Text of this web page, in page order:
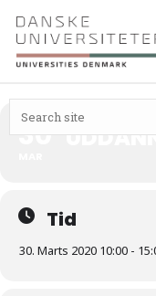
30
Tid
30. Marts 2020 10:00 -